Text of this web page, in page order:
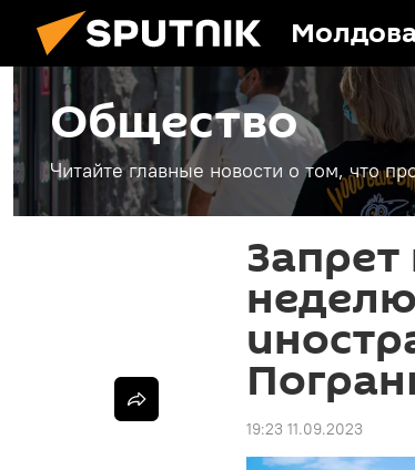
Общество
Читайте главные новости о том, что
19:23 11.09.2023